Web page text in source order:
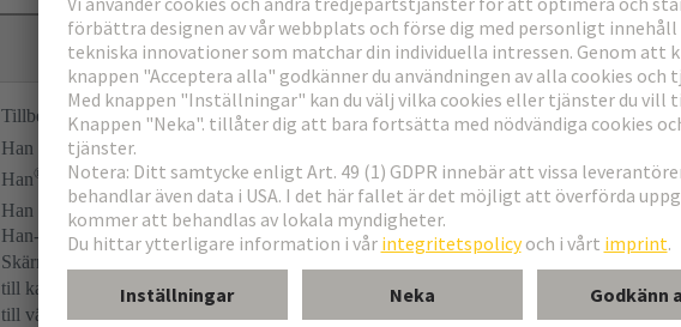
Tillbehör
Han E
Han®
EE
Han DD
®
Han-Snap®
Skärmningsram
till kabelkåpor, hög konstruktion
till vägginstallerade chassihus